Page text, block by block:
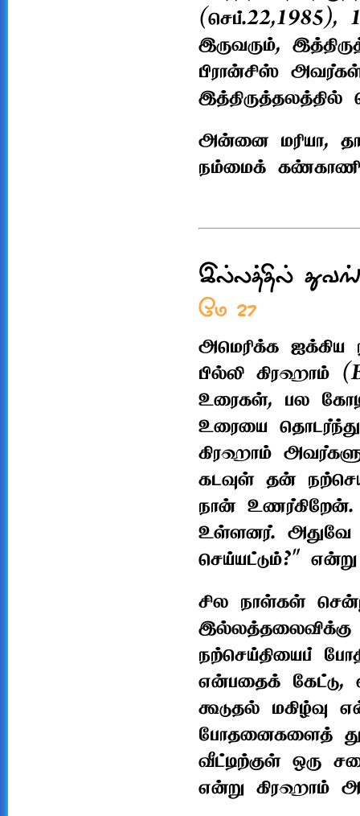
(செப்.22,1985),
இருவரும்,
பிரான்சிஸ்
அன்னை மரியா,
நம்மைக்
இல்லத்தில்
மே 27
அமெரிக்க ஐக்கிய
பில்லி கிரஹாம்
உரைகள், பல
உரையை
கிரஹாம்
கடவுள் தன்
நான்
உள்ளனர். அதுவே
செய்யட்டும்?"
சில நாள்கள்
இல்லத்தலைவிக்கு
நற்செய்தியைப்
என்பதைக் கேட்டு,
கூடுதல்
போதனைகளைத்
வீட்டிற்குள் ஒரு
என்று கிரஹாம்